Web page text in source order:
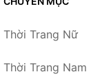
Thời Trang Nữ
Thời Trang Nam